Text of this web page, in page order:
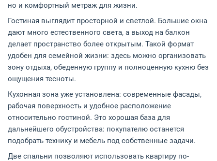
но и комфортный метраж для жизни.
Гостиная выглядит просторной и светлой. Большие окна
дают много естественного света, а выход на балкон
делает пространство более открытым. Такой формат
удобен для семейной жизни: здесь можно организовать
зону отдыха, обеденную группу и полноценную кухню без
ощущения тесноты.
Кухонная зона уже установлена: современные фасады,
рабочая поверхность и удобное расположение
относительно гостиной. Это хорошая база для
дальнейшего обустройства: покупателю останется
подобрать технику и мебель под собственные задачи.
Две спальни позволяют использовать квартиру по-